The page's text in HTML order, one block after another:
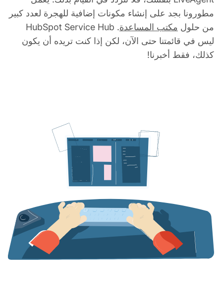
مطورونا بجد على إنشاء مكونات إضافية للهجرة لعدد كبير
من حلول مكتب المساعدة . HubSpot Service Hub
ليس في قائمتنا حتى الآن، لكن إذا كنت تريده أن يكون
كذلك، فقط أخبرنا!